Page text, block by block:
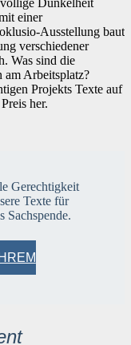
einer
Ausstellung baut
verschiedener
Was sind die
am Arbeitsplatz?
Projekts Texte auf
her.
Gerechtigkeit
Texte für
Sachspende.